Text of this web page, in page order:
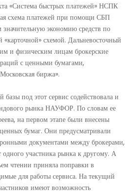
«Система быстрых платежей» НСПК
схема платежей при помощи СБП
значительную экономию средств по
схемой. Дальневосточный
и физическим лицам брокерские
с ценными бумагами,
биржа».
базы под этот сервис содействовала и
рынка НАУФОР. По словам ее
на первом этапе были внесены
бумаг. Они предусматривали
документами между брокерами,
участника рынка к другому. А
чтении приняла поправки в
для работы сервиса. На текущий
имеют возможность